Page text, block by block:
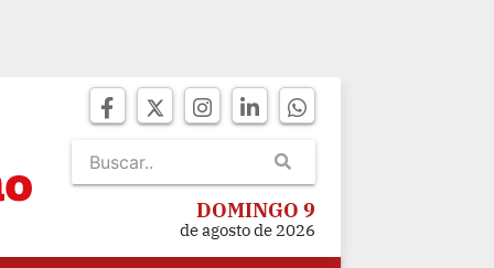
DOMINGO 9
de agosto de 2026